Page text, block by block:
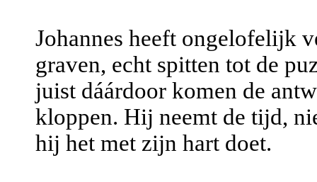
Johannes heeft ongelofelijk
graven, echt spitten tot de
juist dáárdoor komen de
kloppen. Hij neemt de tijd,
hij het met zijn hart doet.